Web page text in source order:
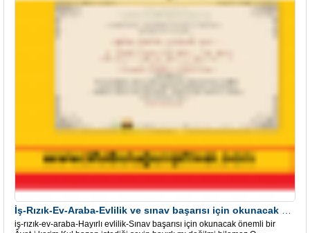
iş-rızık-ev-araba-Hayırlı evlilik-Sınav başarısı için okunacak önemli bir